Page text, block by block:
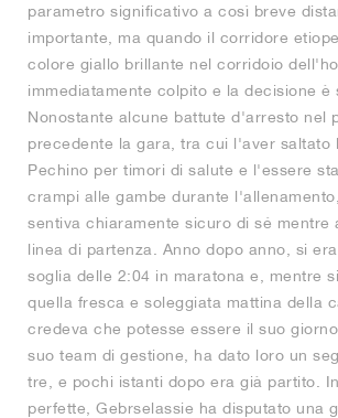
parametro significativo a così breve
importante, ma quando il corridore
colore giallo brillante nel corridoio
immediatamente colpito e la decisione è
Nonostante alcune battute d'arresto nel
precedente la gara, tra cui l'aver saltato
Pechino per timori di salute e l'essere
crampi alle gambe durante
sentiva chiaramente sicuro di sé mentre
linea di partenza. Anno dopo anno, si
soglia delle 2:04 in maratona e, mentre
quella fresca e soleggiata mattina della
credeva che potesse essere il suo
suo team di gestione, ha dato loro un
tre, e pochi istanti dopo era già partito.
perfette, Gebrselassie ha disputato una